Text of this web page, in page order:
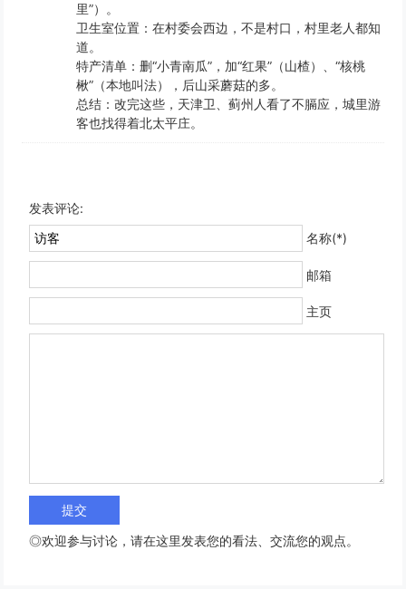
里”）。
​​卫生室位置​​：在村委会西边，不是村口，村里老人都知
道。
​​特产清单​​：删“小青南瓜”，加“红果”（山楂）、“核桃
楸”（本地叫法），后山采蘑菇的多。
​​总结​​：改完这些，天津卫、蓟州人看了不膈应，城里游
客也找得着北太平庄。
发表评论:
名称(*)
邮箱
主页
◎欢迎参与讨论，请在这里发表您的看法、交流您的观点。